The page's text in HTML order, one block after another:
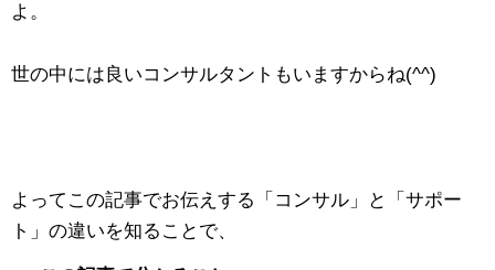
よ。
世の中には良いコンサルタントもいますからね(^^)
よってこの記事でお伝えする「コンサル」と「サポー
ト」の違いを知ることで、